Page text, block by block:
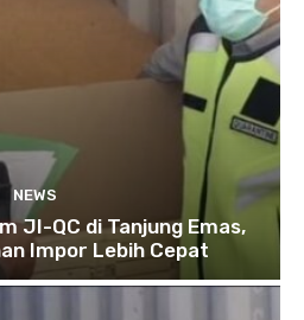
NEWS
JI-QC di Tanjung Emas,
Impor Lebih Cepat